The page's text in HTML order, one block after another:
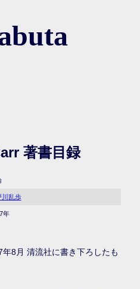
著書目録
川乱歩
年
8月 清流社に書き下ろしたも